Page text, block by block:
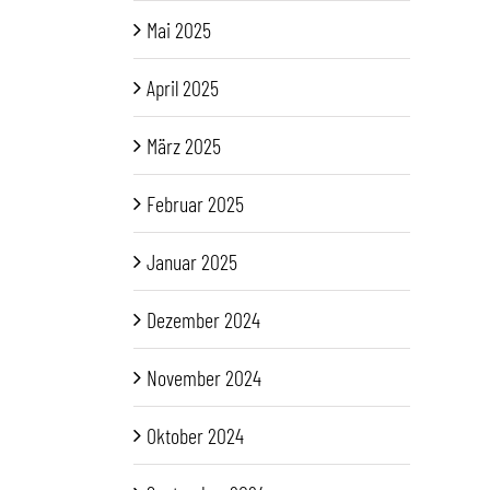
Mai 2025
April 2025
März 2025
Februar 2025
Januar 2025
Dezember 2024
November 2024
Oktober 2024